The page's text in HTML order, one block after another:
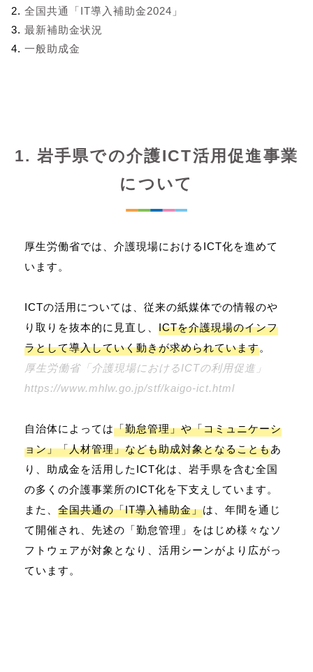
全国共通「IT導入補助金2024」
最新補助金状況
一般助成金
1. 岩手県での介護ICT活用促進事業
について
厚生労働省では、介護現場におけるICT化を進めて
います。
ICTの活用については、従来の紙媒体での情報のや
り取りを抜本的に見直し、 ICTを介護現場のインフ
ラとして導入していく動きが求められています。
厚生労働省「介護現場におけるICTの利用促進」
https://www.mhlw.go.jp/stf/kaigo-ict.html
自治体によっては「勤怠管理」や「コミュニケーシ
ョン」「人材管理」なども助成対象となることもあ
り、助成金を活用したICT化は、岩手県を含む全国
の多くの介護事業所のICT化を下支えしています。
また、 全国共通の「IT導入補助金」は、年間を通じ
て開催され、先述の「勤怠管理」をはじめ様々なソ
フトウェアが対象となり、活用シーンがより広がっ
ています。